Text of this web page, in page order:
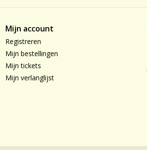
Mijn account
Registreren
Mijn bestellingen
Mijn tickets
Mijn verlanglijst